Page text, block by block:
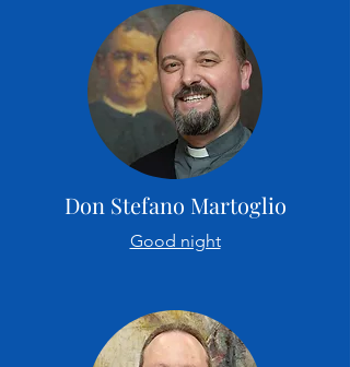
Don Stefano Martoglio
Good night